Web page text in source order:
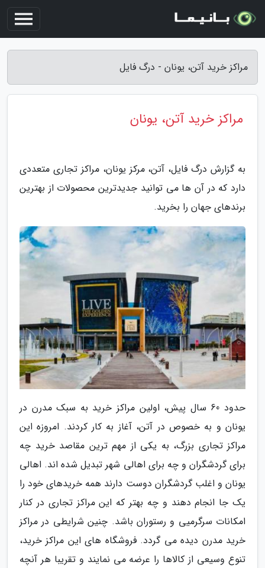
مراکز خرید آتن، یونان - درگ فایل
مراکز خرید آتن، یونان
به گزارش درگ فایل، آتن، مرکز یونان، مراکز تجاری متعددی
دارد که در آن ها می توانید جدیدترین محصولات از بهترین
برندهای جهان را بخرید.
حدود 60 سال پیش، اولین مراکز خرید به سبک مدرن در
یونان و به خصوص در آتن، آغاز به کار کردند. امروزه این
مراکز تجاری بزرگ، به یکی از مهم ترین مقاصد خرید چه
برای گردشگران و چه برای اهالی شهر تبدیل شده اند. اهالی
یونان و اغلب گردشگران دوست دارند همه خریدهای خود را
یک جا انجام دهند و چه بهتر که این مراکز تجاری در کنار
امکانات سرگرمیی و رستوران باشد. چنین شرایطی در مراکز
خرید مدرن دیده می گردد. فروشگاه های این مراکز خرید،
تنوع وسیعی از کالاها را عرضه می نمایند و تقریبا هر آنچه